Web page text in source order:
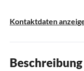
Kontaktdaten
Beschreibung